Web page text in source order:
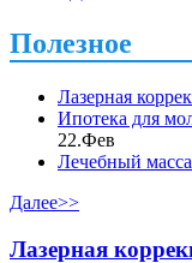
Полезное
Лазерная
Ипотека для
22.Фев
Лечебный
Далее>>
Лазерная